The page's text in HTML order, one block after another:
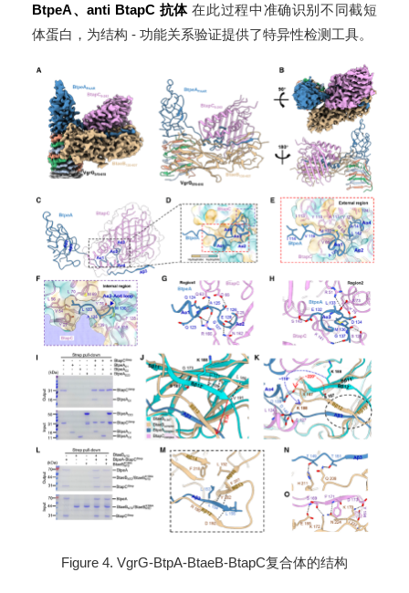
BtpeA、anti BtapC 抗体在此过程中准确识别不同截短
体蛋白，为结构 - 功能关系验证提供了特异性检测工具。
Figure 4. VgrG-BtpA-BtaeB-BtapC复合体的结构